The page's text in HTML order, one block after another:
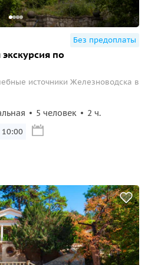
Без предоплаты
по
источники Железноводска в
5 человек 2 ч.
10:00